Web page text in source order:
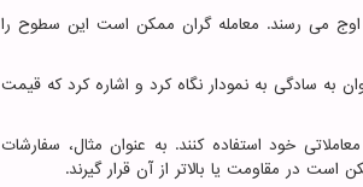
می رسند. معامله گران ممکن است این سطوح را
سادگی به نمودار نگاه کرد و اشاره کرد که قیمت
خود استفاده کنند. به عنوان مثال، سفارشات
در مقاومت یا بالاتر از آن قرار گیرند.